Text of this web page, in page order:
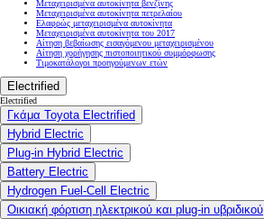
Μεταχειρισμένα αυτοκίνητα βενζίνης
Μεταχειρισμένα αυτοκίνητα πετρελαίου
Ελαφρώς μεταχειρισμένα αυτοκίνητα
Μεταχειρισμένα αυτοκίνητα του 2017
Αίτηση βεβαίωσης εισαγόμενου μεταχειρισμένου
Αίτηση χορήγησης πιστοποιητικού συμμόρφωσης
Τιμοκατάλογοι προηγούμενων ετών
Electrified
Electrified
Γκάμα Toyota Electrified
Hybrid Electric
Plug-in Hybrid Electric
Battery Electric
Hydrogen Fuel-Cell Electric
Οικιακή φόρτιση ηλεκτρικού και plug-in υβριδικού